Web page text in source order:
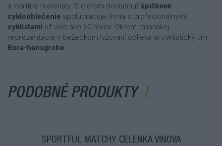
a kvalitné materiály. S cieľom dosiahnuť špičkové
cyklooblečenie spolupracuje firma s profesionálnymi
cyklistami už viac ako 60 rokov. Okrem talianskej
reprezentácie v bežeckom lyžovaní oblieka aj cyklistický tím
Bora-hansgrohe.
PODOBNÉ PRODUKTY
SPORTFUL MATCHY ČELENKA VÍNOVÁ